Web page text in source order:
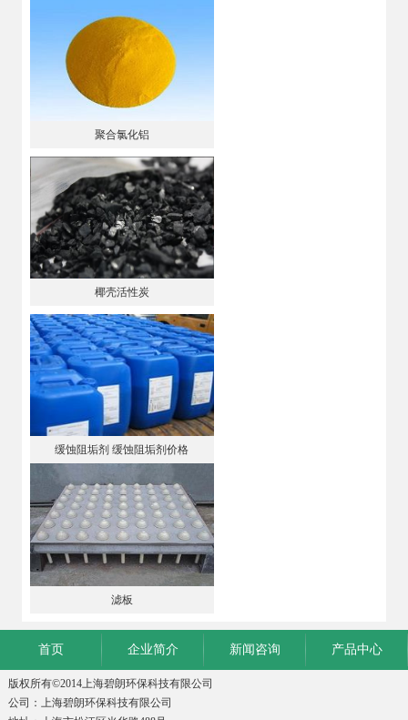
聚合氯化铝
椰壳活性炭
缓蚀阻垢剂 缓蚀阻垢剂价格
滤板
首页 企业简介 新闻咨询 产品中心
版权所有©2014上海碧朗环保科技有限公司
公司：上海碧朗环保科技有限公司